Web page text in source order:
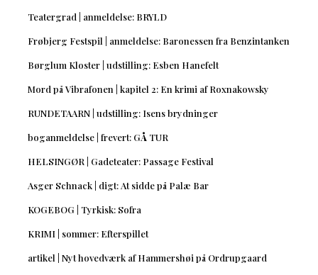
Teatergrad | anmeldelse: BRYLD
Frøbjerg Festspil | anmeldelse: Baronessen fra Benzintanken
Børglum Kloster | udstilling: Esben Hanefelt
Mord på Vibrafonen | kapitel 2: En krimi af Roxnakowsky
RUNDETAARN | udstilling: Isens brydninger
boganmeldelse | frevert: GÅ TUR
HELSINGØR | Gadeteater: Passage Festival
Asger Schnack | digt: At sidde på Palæ Bar
KOGEBOG | Tyrkisk: Sofra
KRIMI | sommer: Efterspillet
artikel | Nyt hovedværk af Hammershøi på Ordrupgaard